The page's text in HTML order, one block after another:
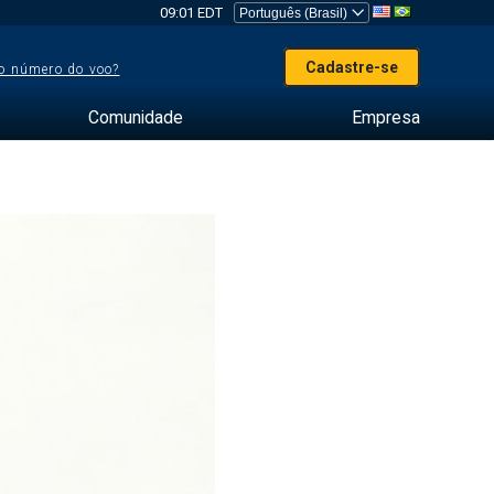
09:01 EDT
número do voo? Cadastre-se
Comunidade Empresa